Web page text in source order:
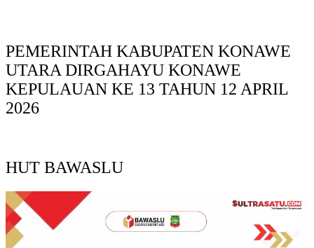
PEMERINTAH KABUPATEN KONAWE
UTARA DIRGAHAYU KONAWE
KEPULAUAN KE 13 TAHUN 12 APRIL
2026
HUT BAWASLU